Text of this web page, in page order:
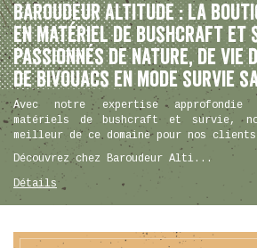
Baroudeur Altitude : la
en matériel de bushcraft et
passionnés de nature, de
de bivouacs en mode survie
Avec notre expertise approfondie
matériels de bushcraft et survie,
meilleur de ce domaine pour nos
Découvrez chez Baroudeur Alti...
Détails